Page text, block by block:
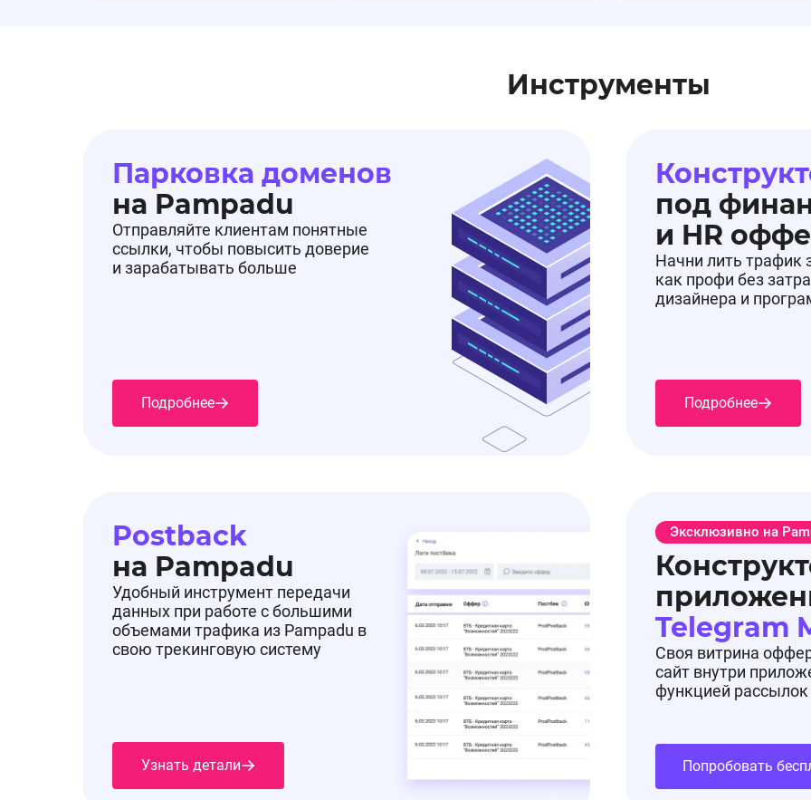
Инструменты
Парковка доменов
на Pampadu
Отправляйте клиентам понятные
ссылки, чтобы повысить доверие
и зарабатывать больше
Подробнее
под
и HR
Начни лить трафик
как профи без
дизайнера и
Подробнее
Postback
на Pampadu
Удобный инструмент передачи
данных при работе с большими
объемами трафика из Pampadu в
свою трекинговую систему
Узнать детали
Эксклюзивно на
Telegram
Своя витрина
сайт внутри
функцией рассылок
Попробовать